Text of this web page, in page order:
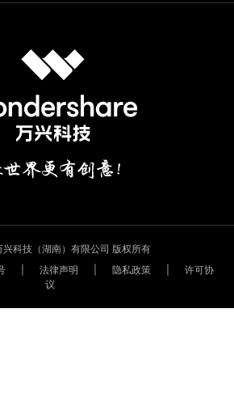
科技（湖南）有限公司 版权所有
法律声明 隐私政策
许可协
议